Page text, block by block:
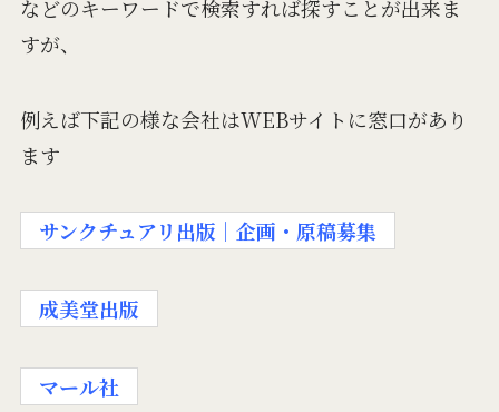
などのキーワードで検索すれば探すことが出来ま
すが、
例えば下記の様な会社はWEBサイトに窓口があり
ます
サンクチュアリ出版｜企画・原稿募集
成美堂出版
マール社